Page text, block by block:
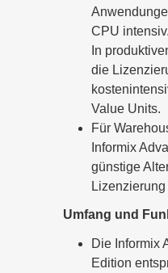
CPU intensiv.
In
die
Value Units.
Für
Informix
günstige
Umfang und
Die Informix
Edition